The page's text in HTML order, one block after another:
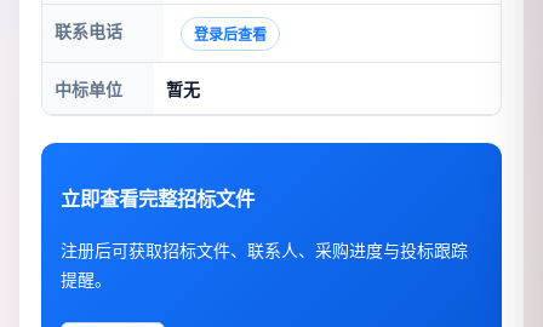
联系电话 登录后查看
中标单位 暂无
立即查看完整招标文件
注册后可获取招标文件、联系人、采购进度与投标跟踪
提醒。